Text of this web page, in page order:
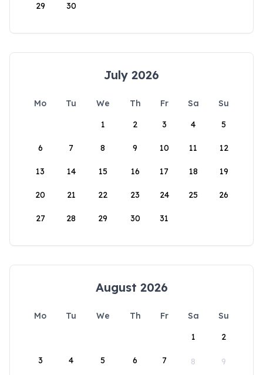
29 30
July 2026
Mo Tu We Th Fr Sa
Su
1
2 3 4 5
6 7 8 9 10 11 12
13 14 15 16 17 18 19
20 21 22 23 24 25 26
27 28 29 30 31
August 2026
Mo Tu We Th Fr Sa
Su
1
2
3 4 5 6 7 8 9